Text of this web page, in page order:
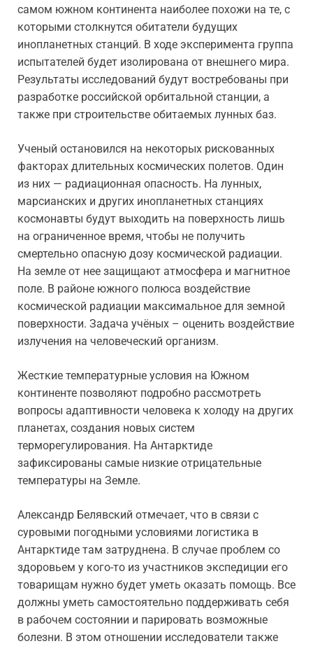
самом южном континента наиболее похожи на те, с
которыми столкнутся обитатели будущих
инопланетных станций. В ходе эксперимента группа
испытателей будет изолирована от внешнего мира.
Результаты исследований будут востребованы при
разработке российской орбитальной станции, а
также при строительстве обитаемых лунных баз.
Ученый остановился на некоторых рискованных
факторах длительных космических полетов. Один
из них — радиационная опасность. На лунных,
марсианских и других инопланетных станциях
космонавты будут выходить на поверхность лишь
на ограниченное время, чтобы не получить
смертельно опасную дозу космической радиации.
На земле от нее защищают атмосфера и магнитное
поле. В районе южного полюса воздействие
космической радиации максимальное для земной
поверхности. Задача учёных – оценить воздействие
излучения на человеческий организм.
Жесткие температурные условия на Южном
континенте позволяют подробно рассмотреть
вопросы адаптивности человека к холоду на других
планетах, создания новых систем
терморегулирования. На Антарктиде
зафиксированы самые низкие отрицательные
температуры на Земле.
Александр Белявский отмечает, что в связи с
суровыми погодными условиями логистика в
Антарктиде там затруднена. В случае проблем со
здоровьем у кого-то из участников экспедиции его
товарищам нужно будет уметь оказать помощь. Все
должны уметь самостоятельно поддерживать себя
в рабочем состоянии и парировать возможные
болезни. В этом отношении исследователи также